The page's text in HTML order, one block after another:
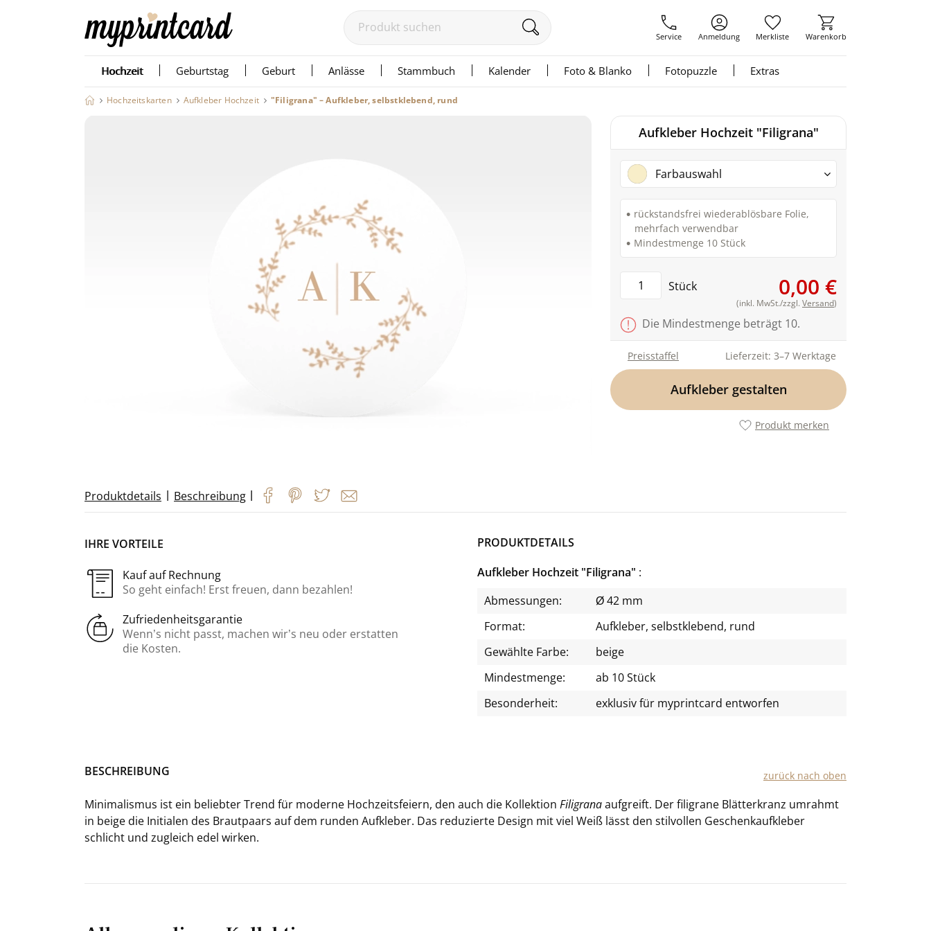
Service Anmeldung Merkliste Warenkorb
Hochzeit Geburtstag Geburt Anlässe Stammbuch Kalender Foto & Blanko Fotopuzzle Extras
Hochzeitskarten Aufkleber Hochzeit "Filigrana" – Aufkleber, selbstklebend, rund
Aufkleber Hochzeit "Filigrana"
Farbauswahl
rückstandsfrei wiederablösbare Folie,
mehrfach verwendbar
Mindestmenge 10 Stück
Stück 0,00 €
(inkl. MwSt./zzgl. Versand)
Die Mindestmenge beträgt 10.
Lieferzeit: 3–7 Werktage
Preisstaffel
Aufkleber gestalten
Produkt merken
Produktdetails | Beschreibung |
IHRE VORTEILE
Kauf auf Rechnung
So geht einfach! Erst freuen, dann bezahlen!
Zufriedenheitsgarantie
Wenn’s nicht passt, machen wir’s neu oder erstatten
die Kosten.
PRODUKTDETAILS
Aufkleber Hochzeit "Filigrana"
Abmessungen:
Ø 42 mm
Format:
Aufkleber, selbstklebend, rund
Gewählte Farbe:
beige
Mindestmenge:
ab 10 Stück
Besonderheit:
exklusiv für myprintcard entworfen
BE­SCHREI­BUNG zu­rück nach oben
Mi­ni­ma­lis­mus ist ein be­lieb­ter Trend für mo­der­ne Hoch­zeits­fei­ern, den auch die Kol­lek­ti­on Fi­li­gra­naauf­greift. Der fi­li­gra­ne Blät­t­er­kranz um­rahmt
in beige die In­itia­len des Braut­paars auf dem run­den Auf­kle­ber. Das re­du­zier­te De­sign mit viel Weiß lässt den stil­vol­len Ge­schenkauf­kle­ber
schlicht und zu­gleich edel wir­ken.